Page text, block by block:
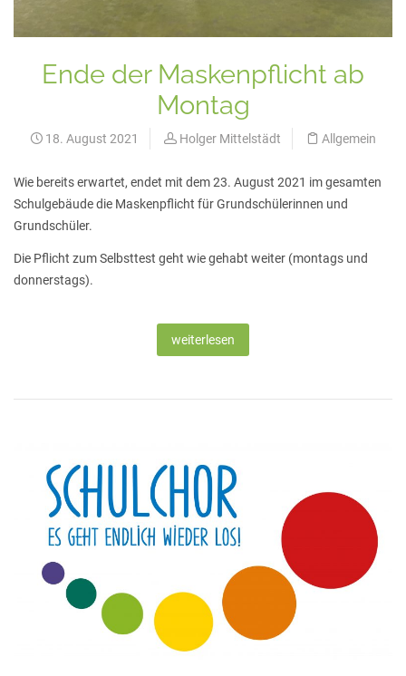
Ende der Maskenpflicht ab
Montag
18. August 2021 Holger Mittelstädt Allgemein
Wie bereits erwartet, endet mit dem 23. August 2021 im gesamten
Schulgebäude die Maskenpflicht für Grundschülerinnen und
Grundschüler.
Die Pflicht zum Selbsttest geht wie gehabt weiter (montags und
donnerstags).
weiterlesen